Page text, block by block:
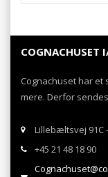
COGNACHUSET
Cognachuset har et
mere. Derfor
Lillebæltsvej 91C
+45 21 48 18 90